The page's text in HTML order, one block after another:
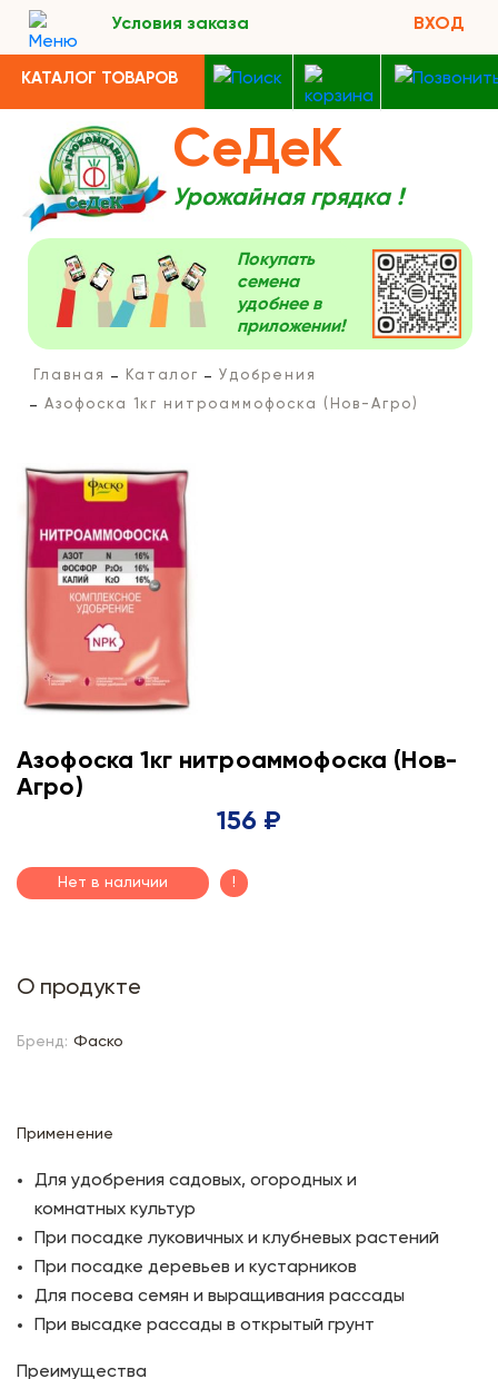
Условия заказа ВХОД
КАТАЛОГ ТОВАРОВ
СеДеК
Урожайная грядка !
Покупать
семена
удобнее в
приложении!
Главная Каталог
Удобрения
Азофоска 1кг нитроаммофоска (Нов-Агро)
Азофоска 1кг нитроаммофоска (Нов-
Агро)
156 ₽
Нет в наличии !
О продукте
Бренд: Фаско
Применение
Для удобрения садовых, огородных и
комнатных культур
При посадке луковичных и клубневых растений
При посадке деревьев и кустарников
Для посева семян и выращивания рассады
При высадке рассады в открытый грунт
Преимущества